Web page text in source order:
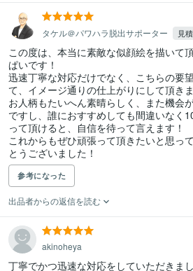
タケル＠パワハラ脱出サポーター 見
この度は、本当に素敵な似顔絵を描いて
ぱいです！
迅速丁寧な対応だけでなく、こちらの要
て、イメージ通りの仕上がりにして頂きま
お人柄もたいへん素晴らしく、また機会
ですし、誰におすすめしても間違いなく
って頂けると、自信を待って言えます！
これからもぜひ頑張って頂きたいと思っ
とうございました！
参考になった
出品者からの返信を読む
akinoheya
丁寧でかつ迅速な対応をしていただきまし